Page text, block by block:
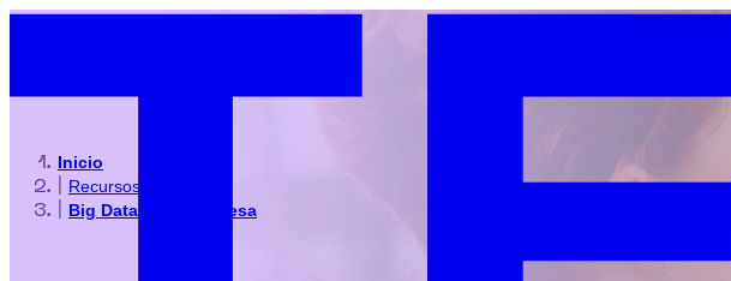
Inicio
Recursos
Big Data en la empresa